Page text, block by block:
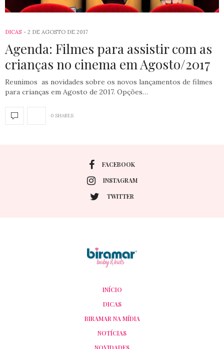
DICAS 2 DE AGOSTO DE 2017
Agenda: Filmes para assistir com as
crianças no cinema em Agosto/2017
Reunimos as novidades sobre os novos lançamentos de filmes
para crianças em Agosto de 2017. Opções…
0 SHARES
FACEBOOK
INSTAGRAM
TWITTER
INÍCIO
DICAS
BIRAMAR NA MÍDIA
NOTÍCIAS
NOVIDADES